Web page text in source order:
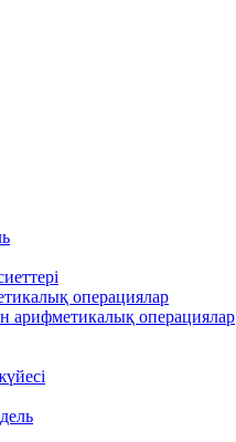
операциялар
арифметикалық операциялар